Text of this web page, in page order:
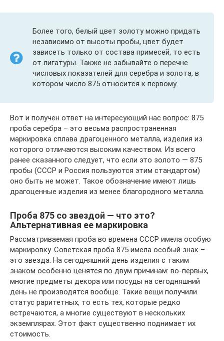
Более того, белый цвет золоту можно придать
независимо от высоты пробы, цвет будет
зависеть только от состава примесей, то есть
от лигатуры. Также не забывайте о перечне
числовых показателей для серебра и золота, в
котором число 875 относится к первому.
Вот и получен ответ на интересующий нас вопрос: 875
проба серебра – это весьма распространенная
маркировка сплава драгоценного металла, изделия из
которого отличаются высоким качеством. Из всего
ранее сказанного следует, что если это золото — 875
пробы (СССР и Россия пользуются этим стандартом)
оно быть не может. Такое обозначение имеют лишь
драгоценные изделия из менее благородного металла.
Проба 875 со звездой — что это?
Альтернативная ее маркировка
Рассматриваемая проба во времена СССР имела особую
маркировку. Советская проба 875 имела особый знак –
это звезда. На сегодняшний день изделия с таким
знаком особенно ценятся по двум причинам: во-первых,
многие предметы декора или посуды на сегодняшний
день не производятся вообще. Такие вещи получили
статус раритетных, то есть тех, которые редко
встречаются, а многие существуют в нескольких
экземплярах. Этот факт существенно поднимает их
стоимость.